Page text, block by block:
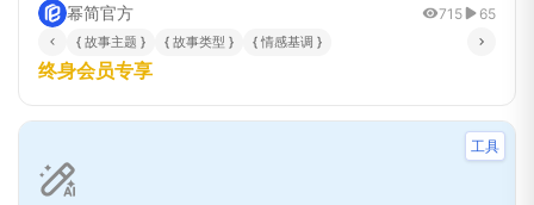
幂简官方 715 65
{ 故事主题 } { 故事类型 } { 情感基调 }
终身会员专享
工具